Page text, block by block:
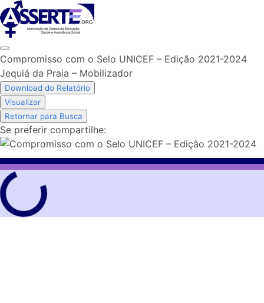
Skip
to
content
Compromisso com o Selo UNICEF – Edição 2021-2024
Jequiá da Praia – Mobilizador
Download do Relatório
Visualizar
Retornar para Busca
Se preferir compartilhe: